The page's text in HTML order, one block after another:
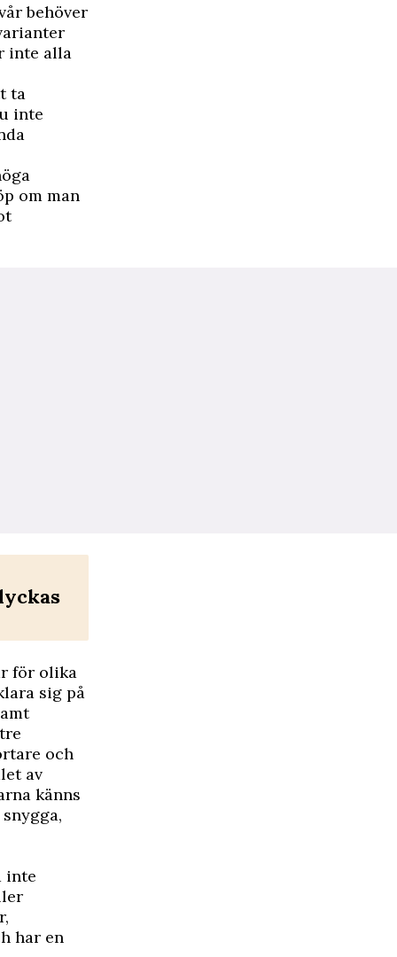
behöver
inte alla
ta
inte
om man
för olika
sig på
och
av
känns
inte
har en